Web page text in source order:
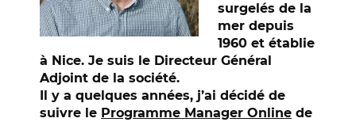
surgelés de la
mer depuis
1960 et établie
à Nice. Je suis le Directeur Général
Adjoint de la société.
Il y a quelques années, j’ai décidé de
suivre le Programme Manager Online de